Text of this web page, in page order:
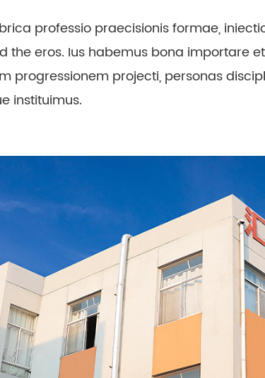
professio praecisionis formae,
the eros. Ius habemus bona importare
progressionem projecti, personas
instituimus.